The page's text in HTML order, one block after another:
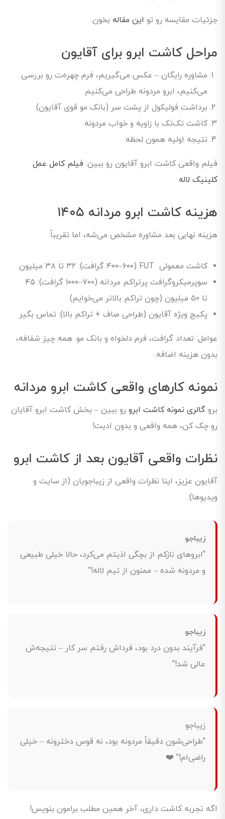
جزئیات مقایسه رو تو این مقاله بخون.
مراحل کاشت ابرو برای آقایون
مشاوره رایگان – عکس می‌گیریم، فرم چهره‌ت رو بررسی
می‌کنیم، ابرو مردونه طراحی می‌کنیم
برداشت فولیکول از پشت سر (بانک مو قوی آقایون)
کاشت تک‌تک با زاویه و خواب مردونه
نتیجه اولیه همون لحظه
فیلم واقعی کاشت ابرو آقایون رو ببین: فیلم کامل عمل
کلینیک لاله
هزینه کاشت ابرو مردانه ۱۴۰۵
هزینه نهایی بعد مشاوره مشخص می‌شه، اما تقریباً:
کاشت معمولی FUT (۴۰۰–۶۰۰ گرافت): ۳۲ تا ۳۸ میلیون
سوپرمیکروگرافت پرتراکم مردانه (۷۰۰–۱۰۰۰ گرافت): ۴۵
تا ۵۰ میلیون (چون تراکم بالاتر می‌خوایم)
پکیج ویژه آقایون (طراحی صاف + تراکم بالا): تماس بگیر
عوامل: تعداد گرافت، فرم دلخواه و بانک مو. همه چیز شفافه،
بدون هزینه اضافه.
نمونه کارهای واقعی کاشت ابرو مردانه
برو گالری نمونه کاشت ابرو رو ببین – بخش کاشت ابرو آقایان
رو چک کن، همه واقعی و بدون ادیت!
نظرات واقعی آقایون بعد از کاشت ابرو
آقایون عزیز، اینا نظرات واقعی از زیباجویان (از سایت و
ویدیوها):
زیباجو
"ابروهای نازکم از بچگی اذیتم می‌کرد، حالا خیلی طبیعی
و مردونه شده – ممنون از تیم لاله!"
زیباجو
"فرآیند بدون درد بود، فرداش رفتم سر کار – نتیجه‌ش
عالی شد!"
زیباجو
"طراحی‌شون دقیقاً مردونه بود، نه قوس دخترونه – خیلی
راضی‌ام!" ❤️
اگه تجربه کاشت داری، آخر همین مطلب برامون بنویس!